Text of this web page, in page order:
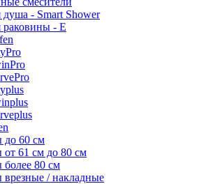
душа - Smart Shower
раковины - E
до 60 см
от 61 см до 80 см
более 80 см
врезные / накладные